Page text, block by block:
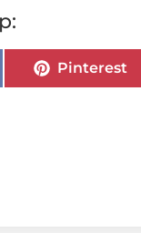
Pinterest